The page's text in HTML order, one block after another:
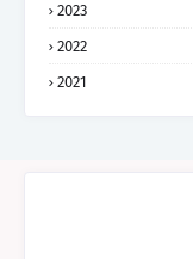
2023
2022
2021